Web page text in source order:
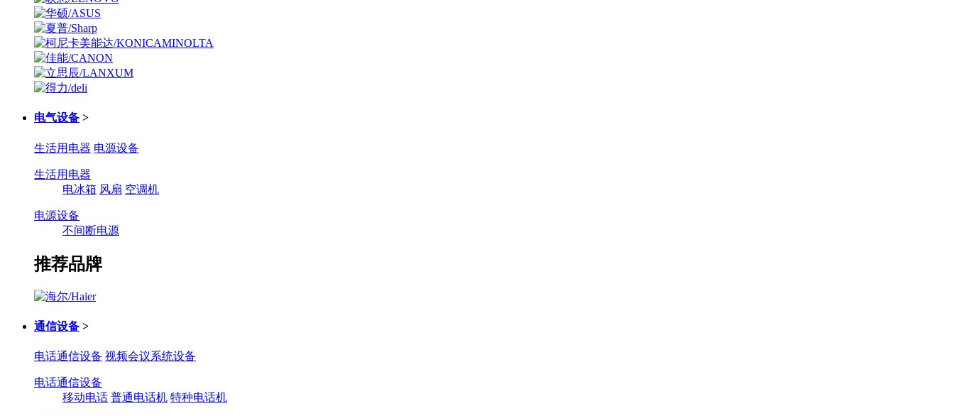
电气设备 >
生活用电器 电源设备
生活用电器
电冰箱 风扇 空调机
电源设备
不间断电源
推荐品牌
通信设备 >
电话通信设备 视频会议系统设备
电话通信设备
移动电话 普通电话机 特种电话机